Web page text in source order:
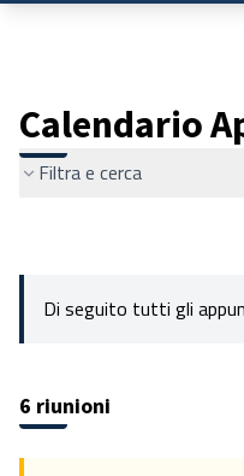
Calendario
Filtra e cerca
Di seguito tutti gli
6 riunioni